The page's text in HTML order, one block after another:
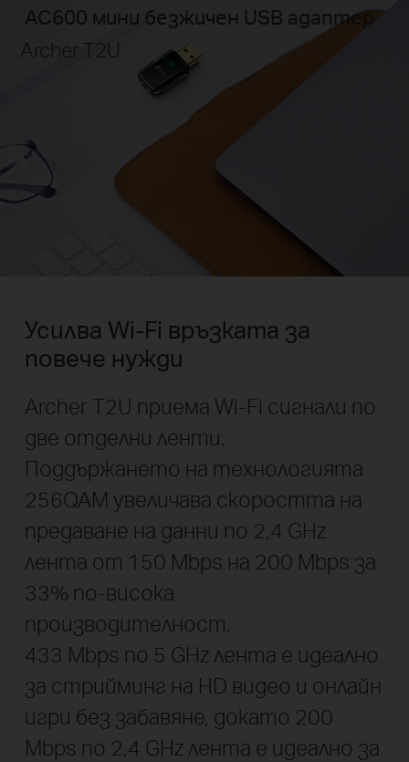
AC600 мини безжичен USB адаптер
Archer T2U
Усилва Wi-Fi връзката за
повече нужди
Archer T2U приема Wi-Fi сигнали по
две отделни ленти.
Поддържането на технологията
256QAM увеличава скоростта на
предаване на данни по 2,4 GHz
лента от 150 Mbps на 200 Mbps за
33% по-висока
производителност.
433 Mbps по 5 GHz лента е идеално
за стрийминг на HD видео и онлайн
игри без забавяне, докато 200
Mbps по 2,4 GHz лента е идеално за